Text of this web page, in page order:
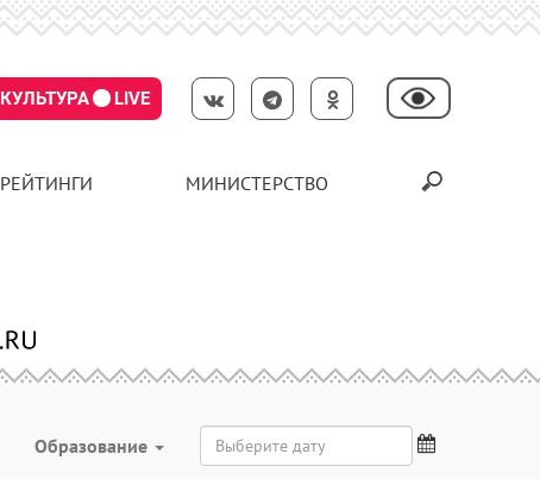
КУЛЬТУРА LIVE
РЕЙТИНГИ МИНИСТЕРСТВО
Образование